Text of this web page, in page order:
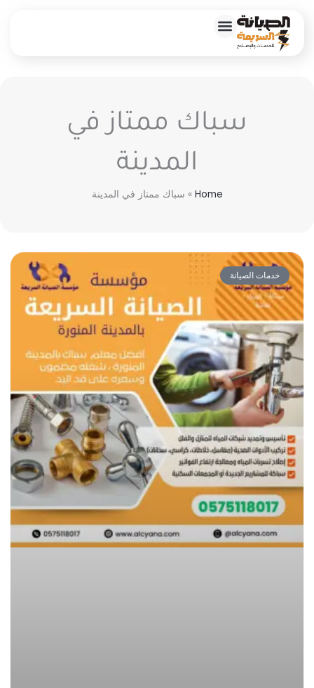
المحتوى
سباك ممتاز في
المدينة
Home
» سباك ممتاز في المدينة
خدمات الصيانة